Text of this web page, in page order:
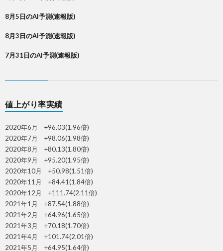
8月5日のAI予測(速報版)
8月3日のAI予測(速報版)
7月31日のAI予測(速報版)
値上がり率実績
2020年6月 +96.03(1.96倍)
2020年7月 +98.06(1.98倍)
2020年8月 +80.13(1.80倍)
2020年9月 +95.20(1.95倍)
2020年10月 +50.98(1.51倍)
2020年11月 +84.41(1.84倍)
2020年12月 +111.74(2.11倍)
2021年1月 +87.54(1.88倍)
2021年2月 +64.96(1.65倍)
2021年3月 +70.18(1.70倍)
2021年4月 +101.74(2.01倍)
2021年5月 +64.95(1.64倍)